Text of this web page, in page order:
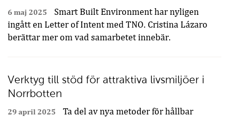
6 maj 2025
Smart Built Environment har nyligen
ingått en Letter of Intent med TNO. Cristina Lázaro
berättar mer om vad samarbetet innebär.
Verktyg till stöd för attraktiva livsmiljöer i
Norrbotten
29 april 2025
Ta del av nya metoder för hållbar